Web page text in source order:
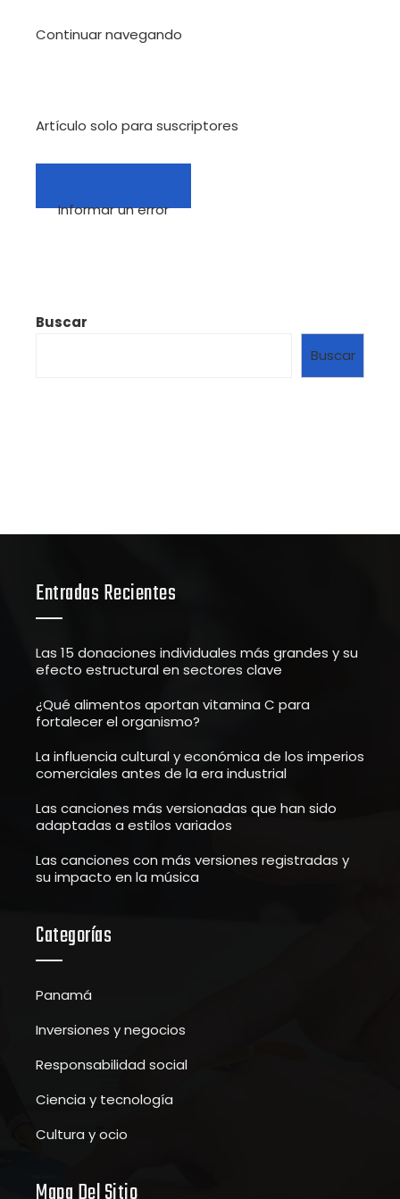
Continuar navegando
Artículo solo para suscriptores
Informar un error
Buscar
Buscar
Entradas Recientes
Las 15 donaciones individuales más grandes y su
efecto estructural en sectores clave
¿Qué alimentos aportan vitamina C para
fortalecer el organismo?
La influencia cultural y económica de los imperios
comerciales antes de la era industrial
Las canciones más versionadas que han sido
adaptadas a estilos variados
Las canciones con más versiones registradas y
su impacto en la música
Categorías
Panamá
Inversiones y negocios
Responsabilidad social
Ciencia y tecnología
Cultura y ocio